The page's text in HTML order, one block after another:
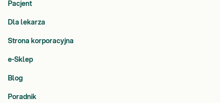
Pacjent
Dla lekarza
Strona korporacyjna
e-Sklep
Blog
Poradnik